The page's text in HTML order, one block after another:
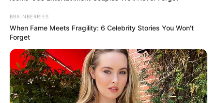
สุขโดยเชิญ
ประเทศไทย มาช่วยคัดสรรLucky Numberเบอร์
มงคลตามราศรี
โชคลาภและความรักในราคาซิมการ์ดละ69บาท เพียง
เปิดสมัครใช้งานแพ็คเกจรายเดือน399บาทขึ้นไป
สามารถเลือกเบอร์ง่ายๆ ได้ด้วยตัวเอง
ที่www.dtac.co.thหรือ ที่ศูนย์บริการดีแทค ทุกสาขา
BRAINBERRIES
When Fame Meets Fragility: 6 Celebrity Stories You Won't
Forget